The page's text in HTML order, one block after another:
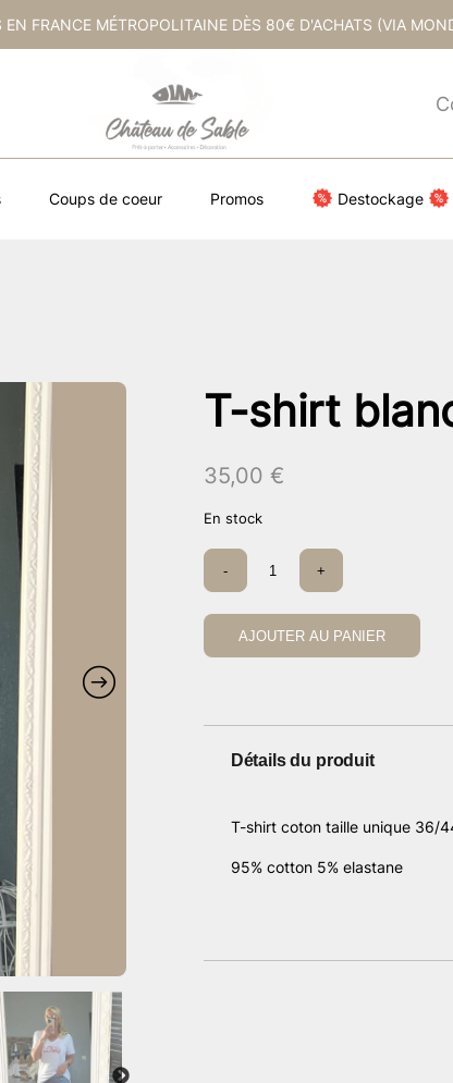
EN FRANCE MÉTROPOLITAINE DÈS 80€ D'ACHATS (VIA
Coups de coeur Promos Destockage
T-shirt
35,00 €
En stock
quantité
T-
shirt
blanc
rose
- +
AJOUTER AU PANIER
Détails du produit
T-shirt coton taille unique 36/
95% cotton 5% elastane